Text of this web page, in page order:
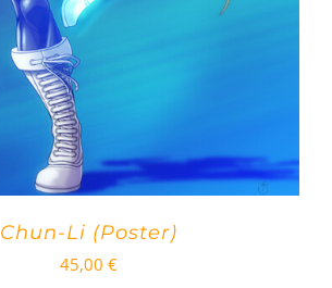
Chun-Li (Poster)
45,00 €